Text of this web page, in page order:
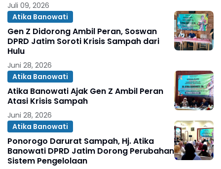
Juli 09, 2026
Atika Banowati
Gen Z Didorong Ambil Peran, Soswan
DPRD Jatim Soroti Krisis Sampah dari
Hulu
Juni 28, 2026
Atika Banowati
Atika Banowati Ajak Gen Z Ambil Peran
Atasi Krisis Sampah
Juni 28, 2026
Atika Banowati
Ponorogo Darurat Sampah, Hj. Atika
Banowati DPRD Jatim Dorong Perubahan
Sistem Pengelolaan